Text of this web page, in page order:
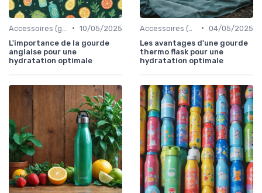
• 10/05/2025
L'importance de la gourde
anglaise pour une
hydratation optimale
• 04/05/2025
Les avantages d'une gourde
thermo flask pour une
hydratation optimale